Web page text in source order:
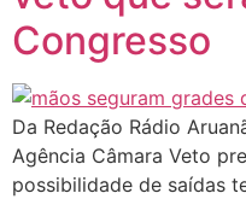
Congresso
Da Redação Rádio
Agência Câmara Veto
possibilidade de saídas